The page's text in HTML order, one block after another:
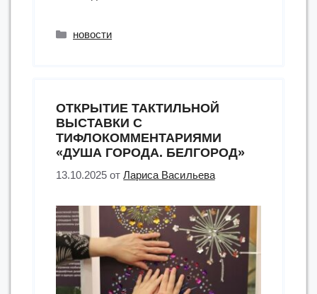
Рубрики
новости
ОТКРЫТИЕ ТАКТИЛЬНОЙ
ВЫСТАВКИ С
ТИФЛОКОММЕНТАРИЯМИ
«ДУША ГОРОДА. БЕЛГОРОД»
13.10.2025 отЛариса Васильева